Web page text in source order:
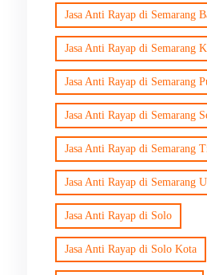
Jasa Anti Rayap di Semarang
Jasa Anti Rayap di Semarang
Jasa Anti Rayap di Semarang
Jasa Anti Rayap di Semarang
Jasa Anti Rayap di Semarang
Jasa Anti Rayap di Semarang
Jasa Anti Rayap di Solo
Jasa Anti Rayap di Solo Kota